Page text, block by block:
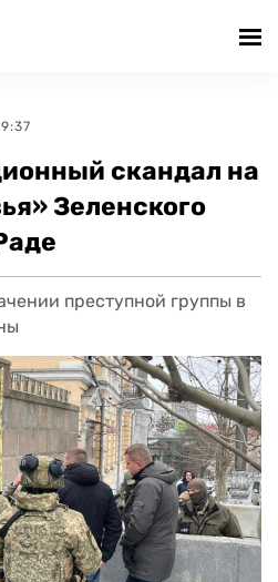
скандал на
Зеленского
преступной группы в